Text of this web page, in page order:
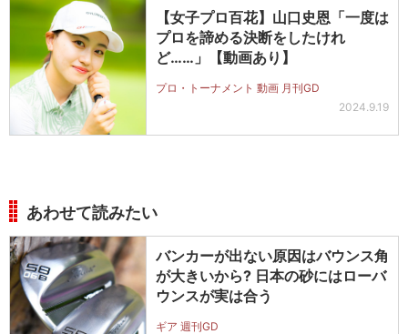
【女子プロ百花】山口史恩「一度は
プロを諦める決断をしたけれ
ど……」【動画あり】
プロ・トーナメント 動画 月刊GD
2024.9.19
あわせて読みたい
バンカーが出ない原因はバウンス角
が大きいから? 日本の砂にはローバ
ウンスが実は合う
ギア 週刊GD